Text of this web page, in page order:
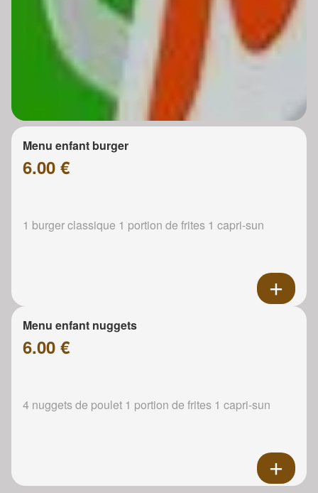
Menu enfant burger
6.00 €
1 burger classique 1 portion de frites 1 capri-sun
Menu enfant nuggets
6.00 €
4 nuggets de poulet 1 portion de frites 1 capri-sun